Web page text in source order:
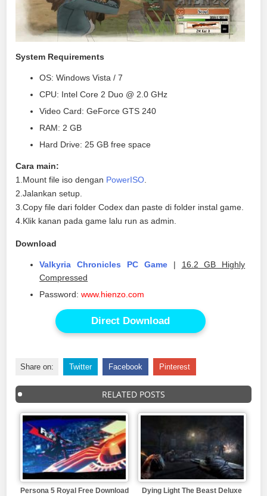
System Requirements
OS: Windows Vista / 7
CPU: Intel Core 2 Duo @ 2.0 GHz
Video Card: GeForce GTS 240
RAM: 2 GB
Hard Drive: 25 GB free space
Cara main:
1.Mount file iso dengan PowerISO
2.Jalankan setup.
3.Copy file dari folder Codex dan paste di folder instal game.
4.Klik kanan pada game lalu run as admin.
Download
Valkyria Chronicles PC Game| 16.2 GB Highly
Compressed
Password:www.hienzo.com
Direct Download
Share on: Twitter Facebook Pinterest
RELATED POSTS
Persona 5 Royal Free Download
Dying Light The Beast Deluxe